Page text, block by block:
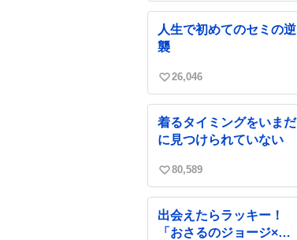
ね
数
人生で初めてのセミの逆
襲
い
ね
数
26,046
着るタイミングをいまだ
に見つけられていない
い
ね
数
80,589
出会えたらラッキー！
「おさるのジョージ×阪